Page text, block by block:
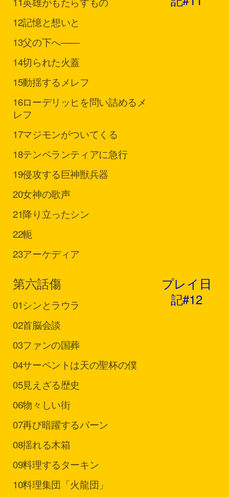
12記憶と想いと
13父の下へ――
14切られた火蓋
15動揺するメレフ
16ローデリッヒを問い詰めるメ
レフ
17マジモンがついてくる
18テンペランティアに急行
19侵攻する巨神獣兵器
20女神の歌声
21降り立ったシン
22軛
23アーケディア
第六話傷
01シンとラウラ
02首脳会談
03ファンの国葬
04サーペントは天の聖杯の僕
05見えざる歴史
06物々しい街
07再び暗躍するバーン
08揺れる木箱
09料理するターキン
10料理集団「火龍団」
プレイ日
記#12